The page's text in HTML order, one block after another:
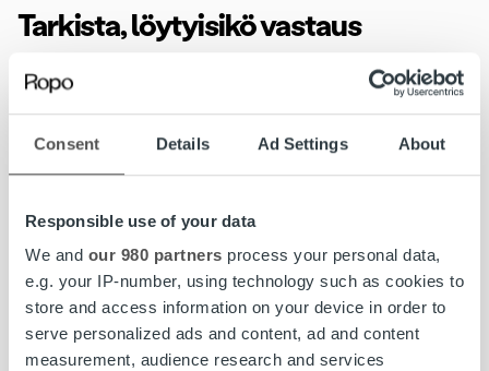
Consent Details Ad Settings About
Responsible use of your data
We and our 980 partners process your personal data,
e.g. your IP-number, using technology such as cookies to
store and access information on your device in order to
serve personalized ads and content, ad and content
measurement, audience research and services
Tarkista, löytyisikö vastaus
kysymykseesi Ropon UKK:sta
Olemme koostaneet avuksesi
Ropon Usein kysytyt
kysymykset -sivun, josta löydät vastauksia yleisimmin
Ystävällisin terveisin
Ropo Capital